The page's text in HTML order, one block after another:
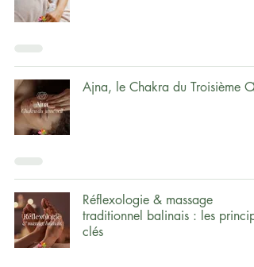
Ajna, le Chakra du Troisième
Réflexologie & massage
traditionnel balinais : les
clés